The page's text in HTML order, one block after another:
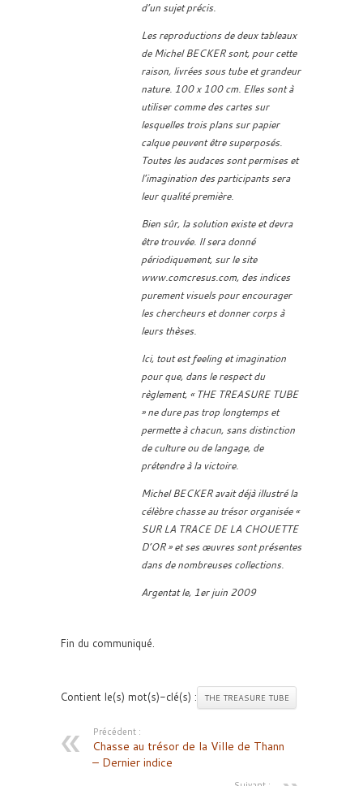
d’un sujet précis.
Les reproductions de deux tableaux
de Michel BECKER sont, pour cette
raison, livrées sous tube et grandeur
nature. 100 x 100 cm. Elles sont à
utiliser comme des cartes sur
lesquelles trois plans sur papier
calque peuvent être superposés.
Toutes les audaces sont permises et
l’imagination des participants sera
leur qualité première.
Bien sûr, la solution existe et devra
être trouvée. Il sera donné
périodiquement, sur le site
www.comcresus.com, des indices
purement visuels pour encourager
les chercheurs et donner corps à
leurs thèses.
Ici, tout est feeling et imagination
pour que, dans le respect du
règlement, « THE TREASURE TUBE
» ne dure pas trop longtemps et
permette à chacun, sans distinction
de culture ou de langage, de
prétendre à la victoire.
Michel BECKER avait déjà illustré la
célèbre chasse au trésor organisée «
SUR LA TRACE DE LA CHOUETTE
D’OR » et ses œuvres sont présentes
dans de nombreuses collections.
Argentat le, 1er juin 2009
Fin du communiqué.
Contient le(s) mot(s)-clé(s) : THE TREASURE TUBE
Précédent :
Chasse au trésor de la Ville de Thann
– Dernier indice